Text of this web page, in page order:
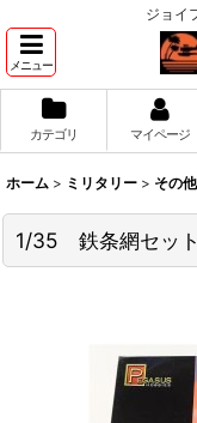
ジョイ
メニュー
カテゴリ マイページ
ホーム > ミリタリー > その
1/35 鉄条網セット